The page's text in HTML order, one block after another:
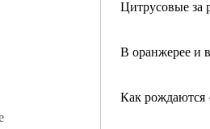
Цитрусовые за
В оранжерее и
Как рождаются